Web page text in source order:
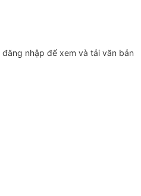
đăng nhập để xem và tải văn bản